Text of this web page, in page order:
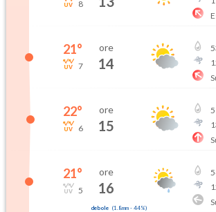
8
21°
7
ore
14
22°
6
ore
15
21°
5
ore
16
debole (1.8mm- 44%)